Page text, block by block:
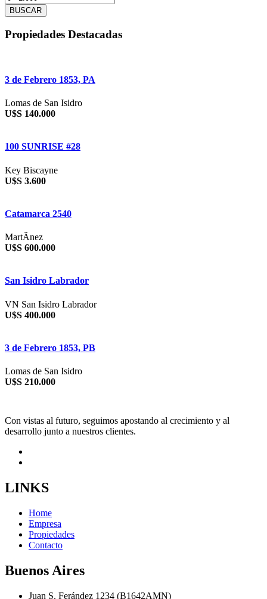
BUSCAR
Propiedades Destacadas
3 de Febrero 1853, PA
Lomas de San Isidro
U$S 140.000
100 SUNRISE #28
Key Biscayne
U$S 3.600
Catamarca 2540
MartÃ­nez
U$S 600.000
San Isidro Labrador
VN San Isidro Labrador
U$S 400.000
3 de Febrero 1853, PB
Lomas de San Isidro
U$S 210.000
Con vistas al futuro, seguimos apostando al crecimiento y al
desarrollo junto a nuestros clientes.
LINKS
Home
Empresa
Propiedades
Contacto
Buenos Aires
Juan S. Ferández 1234 (B1642AMN)